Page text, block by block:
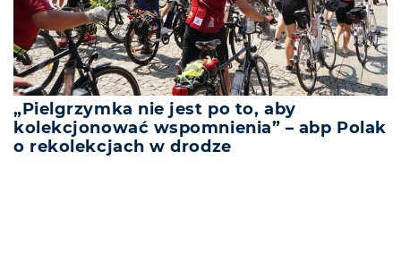
„Pielgrzymka nie jest po to, aby
kolekcjonować wspomnienia” – abp Polak
o rekolekcjach w drodze